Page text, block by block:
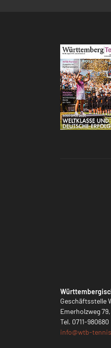
Geschäftsstelle
Emerholzweg
Tel. 0711-980680
info@wtb-